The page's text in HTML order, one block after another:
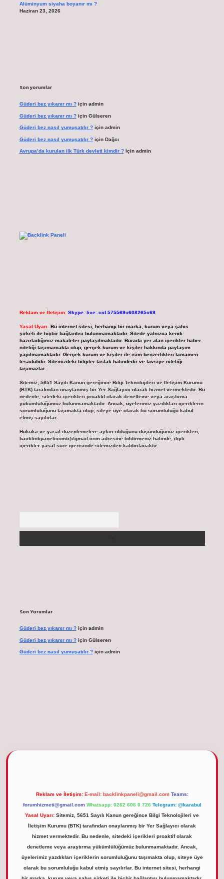
Alüminyum siyaha boyanır mı ?
Haziran 23, 2026
Son yorumlar
Güderi bez yıkanır mı ?için admin
Güderi bez yıkanır mı ?için Gülseren
Güderi bez nasıl yumuşatılır ?için admin
Güderi bez nasıl yumuşatılır ?için Dağcı
Avrupa’da kurulan ilk Türk devleti kimdir ?için admin
Reklam ve İletişim: Skype: live:.cid.575569c608265c69
Yasal Uyarı: Bu internet sitesi, herhangi bir marka, kurum veya şahıs
şirketi ile hiçbir bağlantısı bulunmamaktadır. Sitede yalnızca kendi
hazırladığımız makaleler paylaşılmaktadır. Burada yer alan içerikler haber
niteliği taşımamakta olup, gerçek kurum ve kişiler hakkında paylaşım
yapılmamaktadır. Gerçek kurum ve kişiler ile isim benzerlikleri tamamen
tesadüfidir. Sitemizdeki bilgiler taslak halindedir ve tavsiye niteliği
taşımazlar.
Sitemiz, 5651 Sayılı Kanun gereğince Bilgi Teknolojileri ve İletişim Kurumu
(BTK) tarafından onaylanmış bir Yer Sağlayıcı olarak hizmet vermektedir. Bu
nedenle, sitedeki içerikleri proaktif olarak denetleme veya araştırma
yükümlülüğümüz bulunmamaktadır. Ancak, üyelerimiz yazdıkları içeriklerin
sorumluluğunu taşımakta olup, siteye üye olarak bu sorumluluğu kabul
etmiş sayılırlar.
Hukuka ve yasal düzenlemelere aykırı olduğunu düşündüğünüz içerikleri,
backlinkpanelicomtr@gmail.comadresine bildirmeniz halinde, ilgili
içerikler yasal süre içerisinde sitemizden kaldırılacaktır.
Son Yorumlar
Güderi bez yıkanır mı ?için admin
Güderi bez yıkanır mı ?için Gülseren
Güderi bez nasıl yumuşatılır ?için admin
Reklam ve İletişim: E-mail: backlinkpaneli@gmail.com Teams:
forumhizmeti@gmail.com Whatsapp: 0262 606 0 726 Telegram: @karabul
Yasal Uyarı: Sitemiz, 5651 Sayılı Kanun gereğince Bilgi Teknolojileri ve
İletişim Kurumu (BTK) tarafından onaylanmış bir Yer Sağlayıcı olarak
hizmet vermektedir. Bu nedenle, sitedeki içerikleri proaktif olarak
denetleme veya araştırma yükümlülüğümüz bulunmamaktadır. Ancak,
üyelerimiz yazdıkları içeriklerin sorumluluğunu taşımakta olup, siteye üye
olarak bu sorumluluğu kabul etmiş sayılırlar. Bu internet sitesi, herhangi